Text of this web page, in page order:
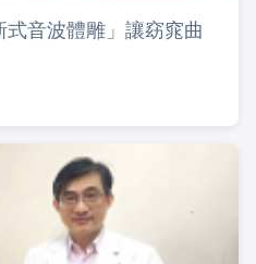
音波體雕」讓窈窕曲